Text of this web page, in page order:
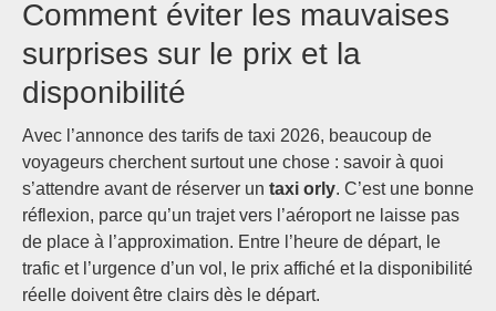
Comment éviter les mauvaises
surprises sur le prix et la
disponibilité
Avec l’annonce des tarifs de taxi 2026, beaucoup de
voyageurs cherchent surtout une chose : savoir à quoi
s’attendre avant de réserver un taxi orly. C’est une bonne
réflexion, parce qu’un trajet vers l’aéroport ne laisse pas
de place à l’approximation. Entre l’heure de départ, le
trafic et l’urgence d’un vol, le prix affiché et la disponibilité
réelle doivent être clairs dès le départ.